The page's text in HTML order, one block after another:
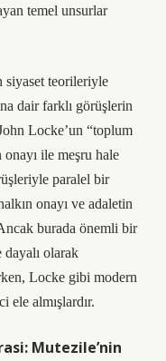
temel unsurlar
siyaset teorileriyle
dair farklı görüşlerin
Locke’un “toplum
onayı ile meşru hale
paralel bir
onayı ve adaletin
burada önemli bir
olarak
Locke gibi modern
ele almışlardır.
Mutezile’nin